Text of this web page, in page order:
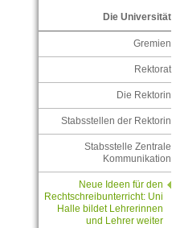
Die Universität
Gremien
Rektorat
Die Rektorin
Stabsstellen der Rektorin
Stabsstelle Zentrale
Kommunikation
Neue Ideen für den
Rechtschreibunterricht: Uni
Halle bildet Lehrerinnen
und Lehrer weiter